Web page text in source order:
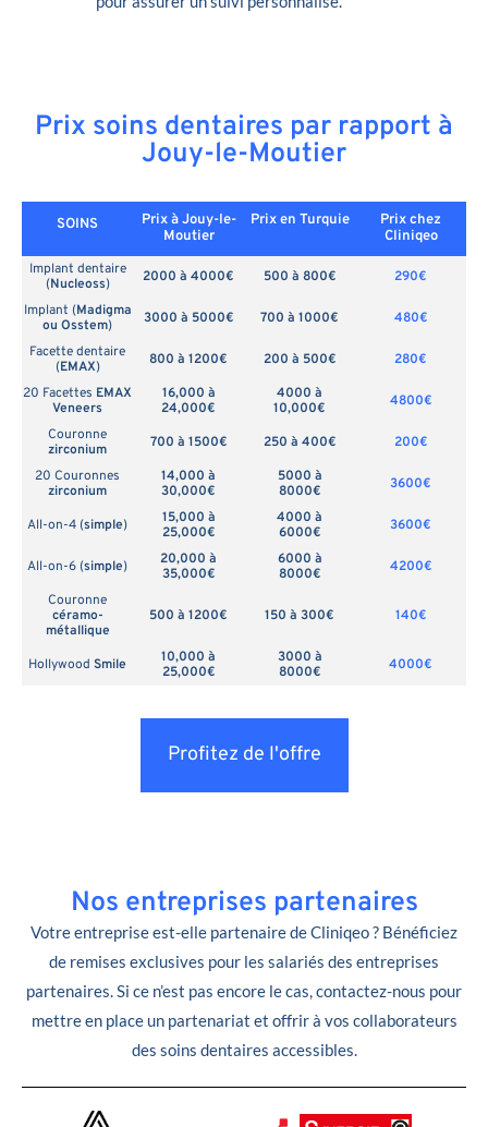
Prix soins dentaires par rapport à
Jouy-le-Moutier
SOINS
Prix à Jouy-le-
Moutier
Prix en Turquie
Prix chez
Cliniqeo
Implant dentaire
(Nucleoss) 2000 à 4000€ 500 à 800€
290€
Implant (Madigma
ou Osstem) 3000 à 5000€ 700 à 1000€
480€
Facette dentaire
(EMAX) 800 à 1200€ 200 à 500€
280€
20 Facettes EMAX
Veneers
16,000 à
24,000€
4000 à
10,000€
4800€
Couronne
zirconium
700 à 1500€ 250 à 400€
200€
20 Couronnes
zirconium
14,000 à
30,000€
5000 à
8000€
3600€
All-on-4 (simple)
15,000 à
25,000€
4000 à
6000€
3600€
All-on-6 (simple)
20,000 à
35,000€
6000 à
8000€
4200€
Couronne
céramo-
métallique
500 à 1200€ 150 à 300€ 140€
Hollywood Smile
10,000 à
25,000€
3000 à
8000€
4000€
Profitez de l'offre
Nos entreprises partenaires
Votre entreprise est-elle partenaire de Cliniqeo ? Bénéficiez
de remises exclusives pour les salariés des entreprises
partenaires. Si ce n’est pas encore le cas, contactez-nous pour
mettre en place un partenariat et offrir à vos collaborateurs
des soins dentaires accessibles.